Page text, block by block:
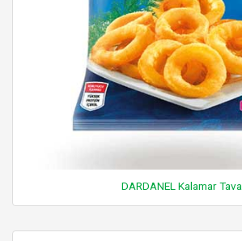
DARDANEL Kalamar Tava